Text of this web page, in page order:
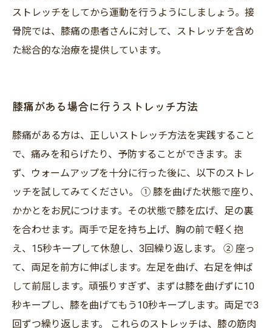
ストレッチをしてから運動を行うようにしましょう。接
骨院では、膝痛の患者さんに対して、ストレッチを含め
た総合的な治療を提供しています。
膝痛がある場合に行うストレッチ方法
膝痛がある方は、正しいストレッチ方法を実践すること
で、痛みを和らげたり、予防することができます。ま
ず、ウォームアップを十分に行った後に、以下のストレ
ッチを試してみてください。 ① 膝を曲げた状態で座り、
かかとをお尻につけます。その状態で膝を広げ、足の裏
を合わせます。両手で足を持ち上げ、胸の前で軽く抱
え、15秒キープして休憩し、3回繰り返します。 ② 座っ
て、両足を前方に伸ばします。左足を曲げ、右足を伸ば
して前屈します。頑張りすぎず、まずは膝を曲げずに10
秒キープし、膝を曲げてもう10秒キープします。両足で3
回ずつ繰り返します。 これらのストレッチは、膝の筋肉